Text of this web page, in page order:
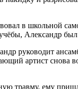
в школьной
Александр
руководит
артист снова
травму, ему